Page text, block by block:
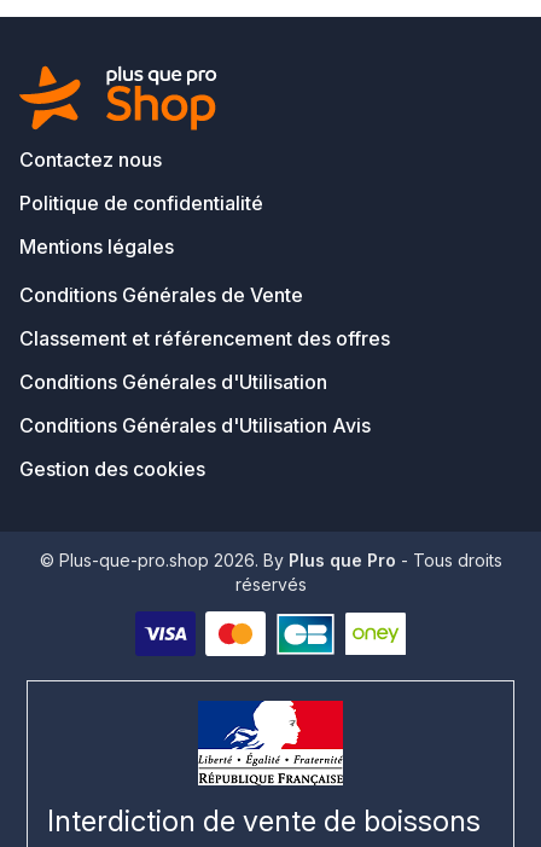
Contactez nous
Politique de confidentialité
Mentions légales
Conditions Générales de Vente
Classement et référencement des offres
Conditions Générales d'Utilisation
Conditions Générales d'Utilisation Avis
Gestion des cookies
© Plus-que-pro.shop 2026. By Plus que Pro - Tous droits
réservés
Interdiction de vente de boissons